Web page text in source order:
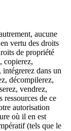
aucune
vertu des droits
de propriété
copierez,
dans un
décompilerez,
vendrez,
ressources de ce
autorisation
où il en est
(tels que le